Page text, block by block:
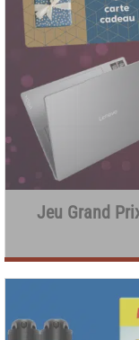
Jeu Grand